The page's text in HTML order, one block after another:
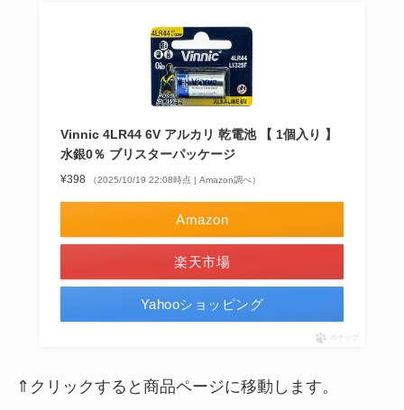
Vinnic 4LR44 6V アルカリ 乾電池 【 1個入り 】
水銀0％ ブリスターパッケージ
¥398 （2025/10/19 22:08時点 | Amazon調べ）
Amazon
楽天市場
Yahooショッピング
ポチップ
⇑クリックすると商品ページに移動します。